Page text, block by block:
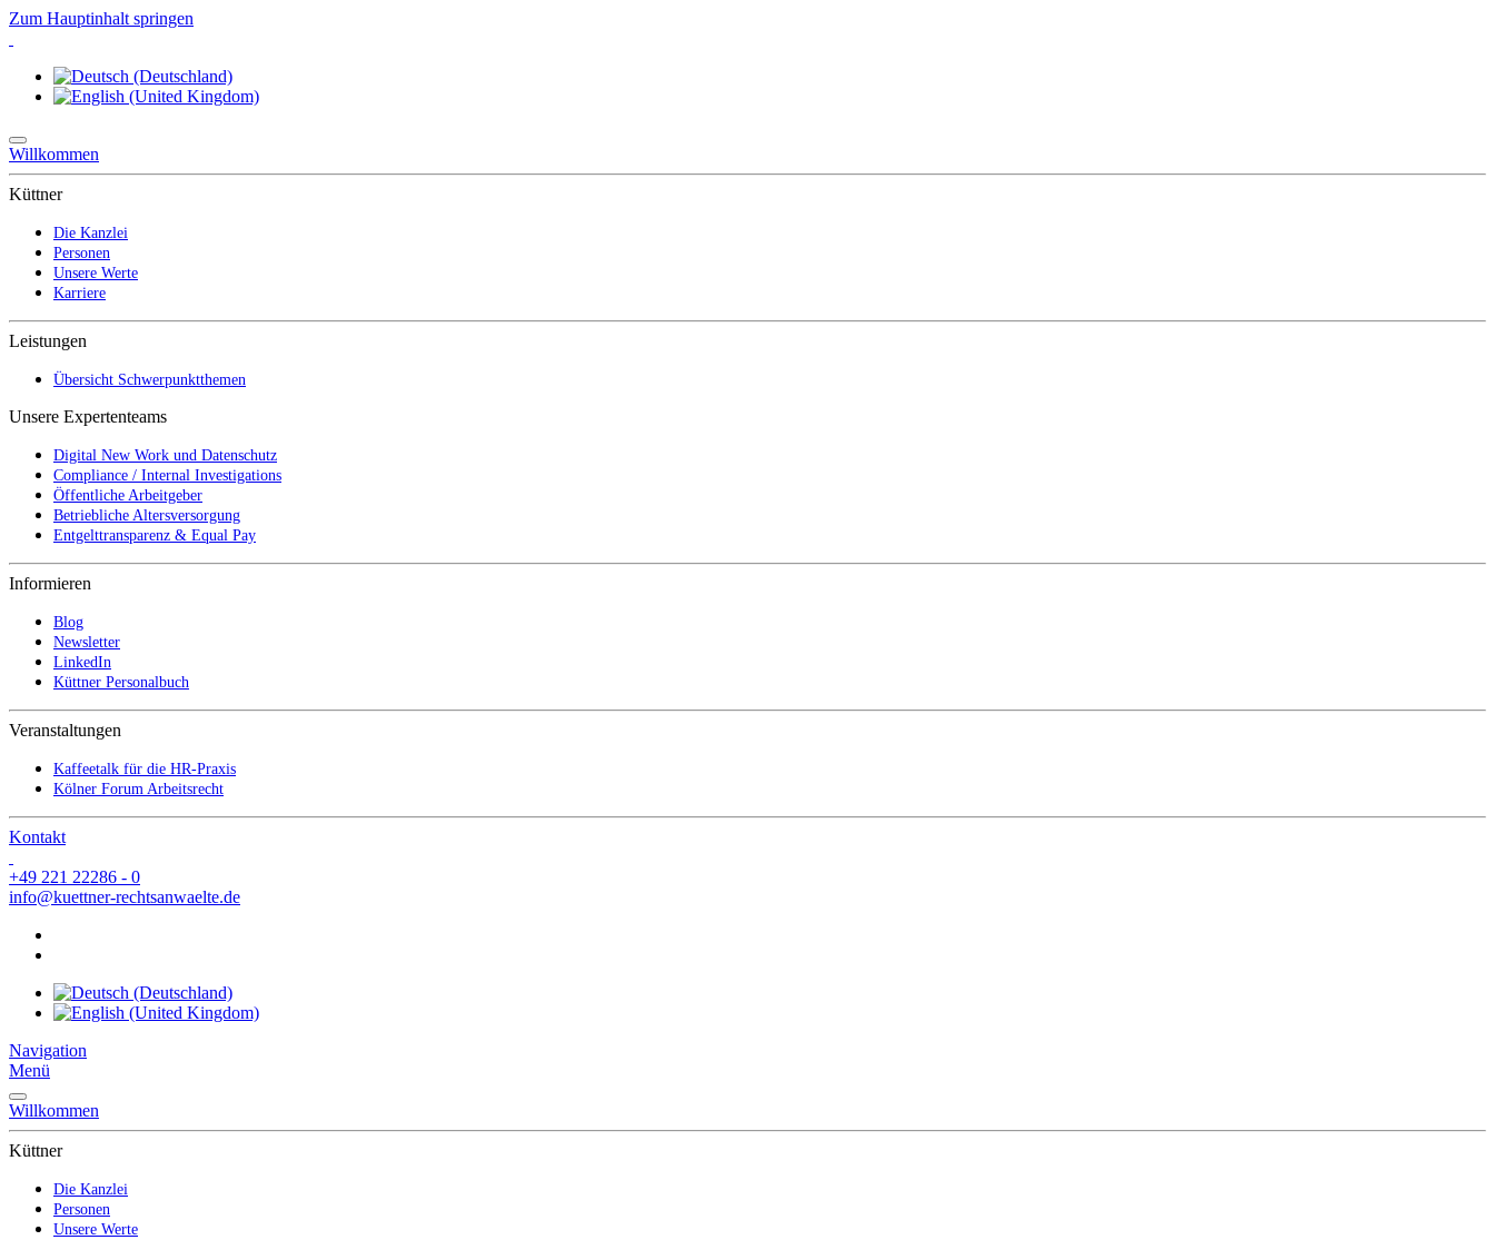
Zum Hauptinhalt springen
Willkommen
Küttner
Die Kanzlei
Personen
Unsere Werte
Karriere
Leistungen
Übersicht Schwerpunktthemen
Unsere Expertenteams
Digital New Work und Datenschutz
Compliance / Internal Investigations
Öffentliche Arbeitgeber
Betriebliche Altersversorgung
Entgelttransparenz & Equal Pay
Informieren
Blog
Newsletter
LinkedIn
Küttner Personalbuch
Veranstaltungen
Kaffeetalk für die HR-Praxis
Kölner Forum Arbeitsrecht
Kontakt
+49 221 22286 - 0
info@kuettner-rechtsanwaelte.de
Navigation
Menü
Willkommen
Küttner
Die Kanzlei
Personen
Unsere Werte